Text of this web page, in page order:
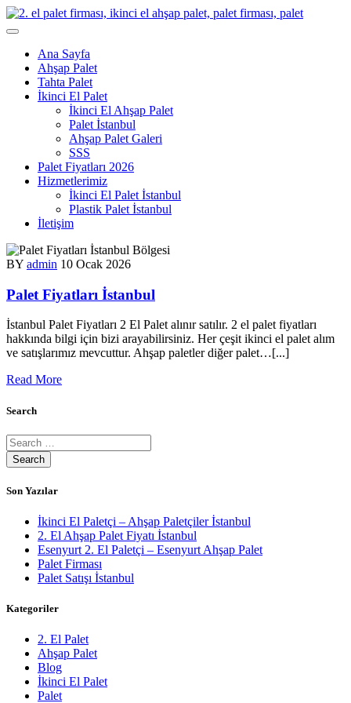
Skip
to
Ana Sayfa
Ahşap Palet
Tahta Palet
İkinci El Palet
İkinci El Ahşap Palet
Palet İstanbul
Ahşap Palet Galeri
SSS
Palet Fiyatları 2026
Hizmetlerimiz
İkinci El Palet İstanbul
Plastik Palet İstanbul
İletişim
BY admin 10 Ocak 2026
Palet Fiyatları İstanbul
İstanbul Palet Fiyatları 2 El Palet alınır satılır. 2 el palet fiyatları
hakkında bilgi için bizi arayabilirsiniz. Her çeşit ikinci el palet alım
ve satışlarımız mevcuttur. Ahşap paletler diğer palet…[...]
Read More
Search
Son Yazılar
İkinci El Paletçi – Ahşap Paletçiler İstanbul
2. El Ahşap Palet Fiyatı İstanbul
Esenyurt 2. El Paletçi – Esenyurt Ahşap Palet
Palet Firması
Palet Satışı İstanbul
Kategoriler
2. El Palet
Ahşap Palet
Blog
İkinci El Palet
Palet